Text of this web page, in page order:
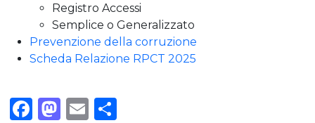
Registro Accessi
Semplice o Generalizzato
Prevenzione della corruzione
Scheda Relazione RPCT 2025
Facebook
Mastodon
Email